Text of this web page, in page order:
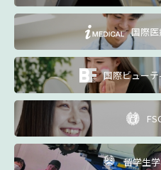
国際
国際ビュー
留学生